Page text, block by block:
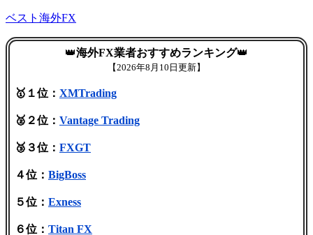
ベスト海外FX
👑海外FX業者おすすめランキング👑
【2026年8月10日更新】
🥇１位： XMTrading
🥈２位： Vantage Trading
🥉３位： FXGT
４位： BigBoss
５位： Exness
６位： Titan FX